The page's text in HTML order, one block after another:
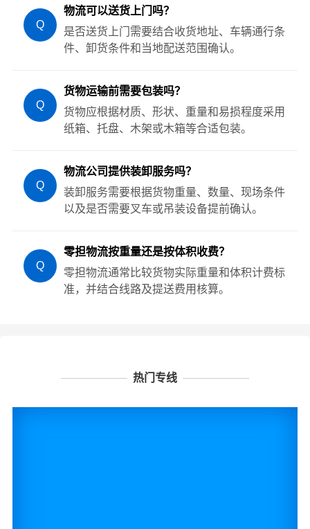
Q
物流可以送货上门吗？
是否送货上门需要结合收货地址、车辆通行条
件、卸货条件和当地配送范围确认。
Q
货物运输前需要包装吗？
货物应根据材质、形状、重量和易损程度采用
纸箱、托盘、木架或木箱等合适包装。
Q
物流公司提供装卸服务吗？
装卸服务需要根据货物重量、数量、现场条件
以及是否需要叉车或吊装设备提前确认。
Q
零担物流按重量还是按体积收费？
零担物流通常比较货物实际重量和体积计费标
准，并结合线路及提送费用核算。
热门专线